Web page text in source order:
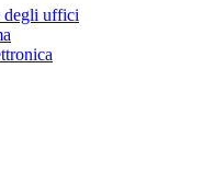
degli uffici